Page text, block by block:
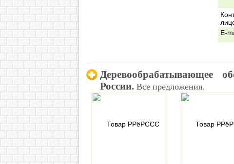
E-
Деревообрабатывающее
России. Все предложения.